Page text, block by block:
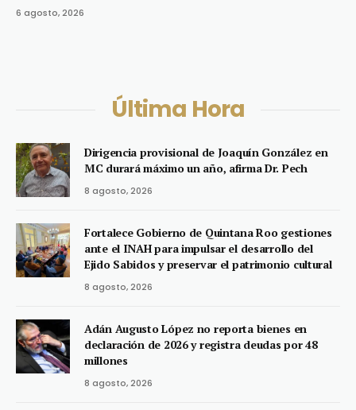
6 agosto, 2026
Última Hora
Dirigencia provisional de Joaquín González en
MC durará máximo un año, afirma Dr. Pech
8 agosto, 2026
Fortalece Gobierno de Quintana Roo gestiones
ante el INAH para impulsar el desarrollo del
Ejido Sabidos y preservar el patrimonio cultural
8 agosto, 2026
Adán Augusto López no reporta bienes en
declaración de 2026 y registra deudas por 48
millones
8 agosto, 2026